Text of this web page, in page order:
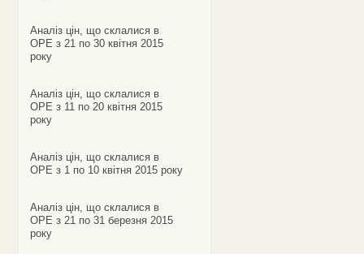
Аналіз цін, що склалися в
ОРЕ з 21 по 30 квітня 2015
року
Аналіз цін, що склалися в
ОРЕ з 11 по 20 квітня 2015
року
Аналіз цін, що склалися в
ОРЕ з 1 по 10 квітня 2015 року
Аналіз цін, що склалися в
ОРЕ з 21 по 31 березня 2015
року